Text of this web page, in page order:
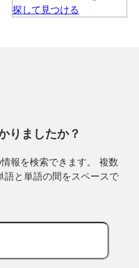
りましたか？
報を検索できます。 複数
語と単語の間をスペースで